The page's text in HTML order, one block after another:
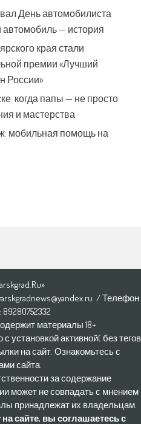
День автомобилиста
автомобиль — история
края стали
премии «Лучший
России»
когда папы — не просто
и мастерства
мобильная помощь на
/ Телефон
материалы 18+
установкой активной( без тегов
на сайт. Ознакомьтесь с
сайта.
за содержание
может не совпадать с мнением
принадлежат их владельцам.
сайте, вы соглашаетесь с